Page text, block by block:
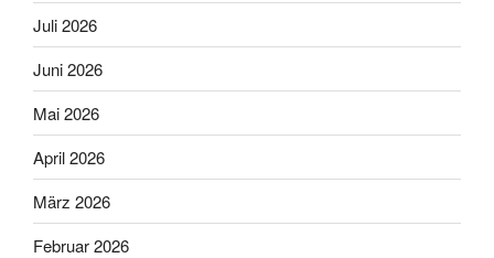
Juli 2026
Juni 2026
Mai 2026
April 2026
März 2026
Februar 2026